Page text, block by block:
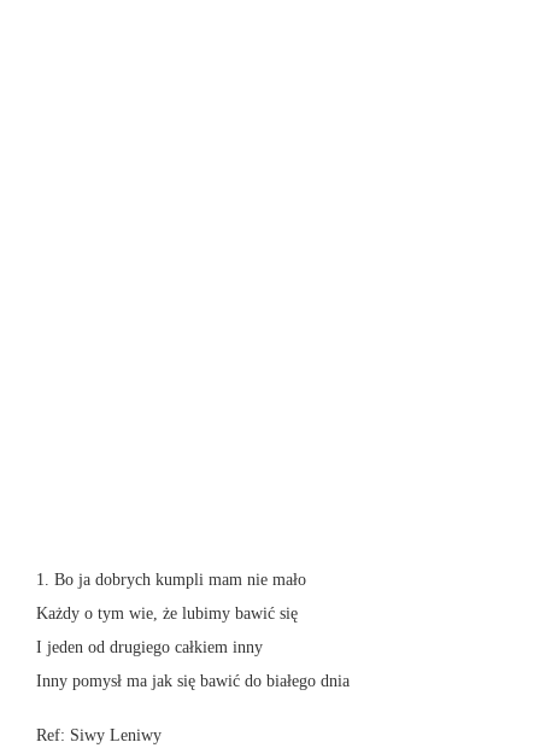
1. Bo ja dobrych kumpli mam nie mało
Każdy o tym wie, że lubimy bawić się
I jeden od drugiego całkiem inny
Inny pomysł ma jak się bawić do białego dnia
Ref: Siwy Leniwy